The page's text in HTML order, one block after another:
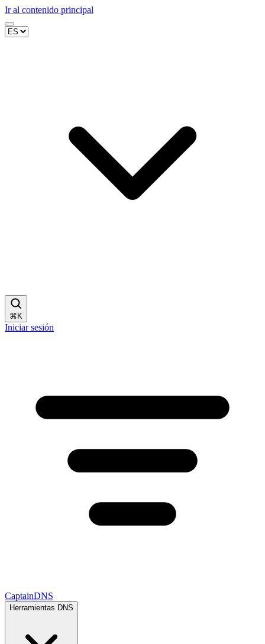
Ir al contenido principal
⌘ K
Iniciar sesión
CaptainDNS
Herramientas DNS